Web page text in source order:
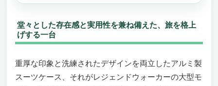
堂々とした存在感と実用性を兼ね備えた、旅を格上
げする一台
重厚な印象と洗練されたデザインを両立したアルミ製
スーツケース、それがレジェンドウォーカーの大型モ